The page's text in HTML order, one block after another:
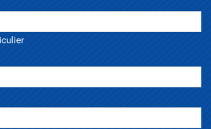
de pompage Simple Pump • Station de
Pump • Station de prétraitement et de
Simple Pump • Broyeur sanitaire